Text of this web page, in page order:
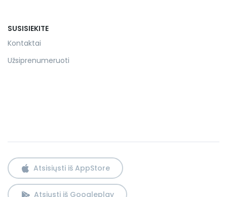
SUSISIEKITE
Kontaktai
Užsiprenumeruoti
Atsisiųsti iš AppStore
Atsiųsti iš Googleplay